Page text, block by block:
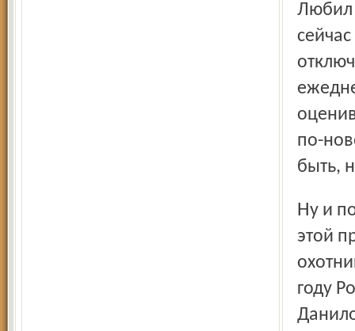
Любил
по-
быть,
Ну и потом охота - это способ познать природу и себя в
этой
году